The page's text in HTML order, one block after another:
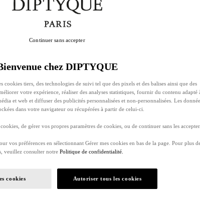
chez DIPTYQUE
cookies tiers, des technologies de suivi tel que des pixels et des balises ainsi que des
votre expérience, réaliser des analyses statistiques, fournir du contenu adapté
et web et diffuser des publicités personnalisées et non-personnalisées. Les
dans votre navigateur ou récupérées à partir de celui-ci.
de gérer vos propres paramètres de cookies, ou de continuer sans les accepter.
vos préférences en sélectionnant Gérer mes cookies en bas de la page. Pour plus
veuillez consulter notre Politique de confidentialité.
cookies Autoriser tous les cookies
Continuer sans accepter